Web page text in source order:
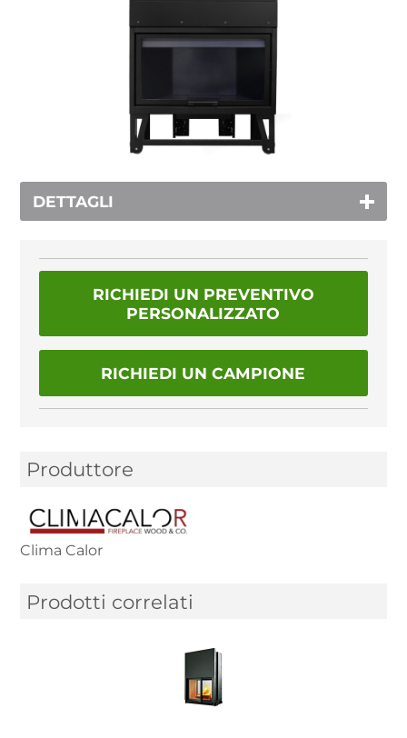
DETTAGLI
RICHIEDI UN PREVENTIVO
PERSONALIZZATO
RICHIEDI UN CAMPIONE
Produttore
Clima Calor
Prodotti correlati